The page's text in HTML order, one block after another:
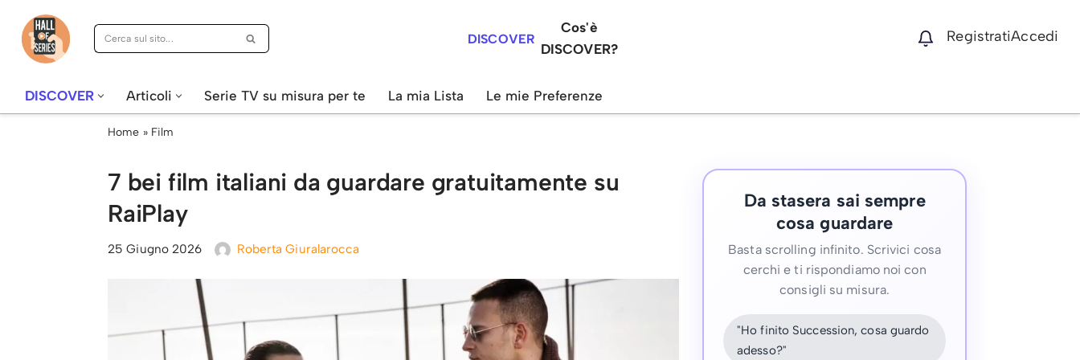
Vai
DISCOVER
Cos'è
DISCOVER?
RegistratiAccedi
DISCOVER Articoli Serie TV su misura per te La mia Lista Le mie Preferenze
Home » Film
7 bei film italiani da guardare gratuitamente su
RaiPlay
25 Giugno 2026 Roberta Giuralarocca
Da stasera sai sempre
cosa guardare
Basta scrolling infinito. Scrivici cosa
cerchi e ti rispondiamo noi con
consigli su misura.
"Ho finito Succession, cosa guardo
adesso?"